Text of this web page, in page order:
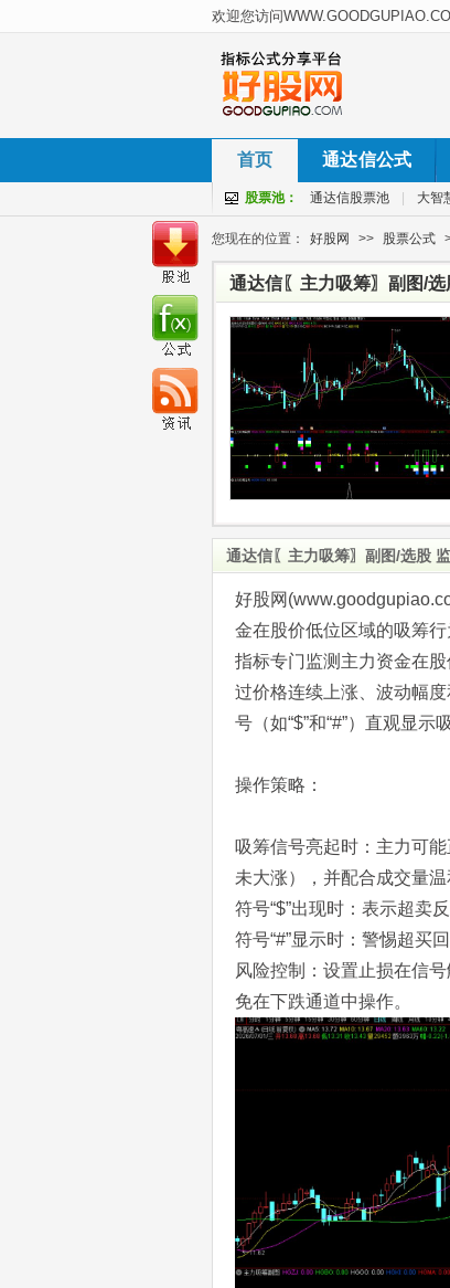
首页 通达信公式
股票池： 通达信股票池 大智
您现在的位置： 好股网 >> 股票公式
通达信〖主力吸筹〗副图/
通达信〖主力吸筹〗副图/选股
好股网
金在股价低位区域的吸筹
指标专门监测主力资金在
过价格连续上涨、波动幅
号（如“$”和“#”）直观显示
操作策略：
吸筹信号亮起时‌：主力可
未大涨），并配合成交量温
符号“$”出现时‌：表示超卖
符号“#”显示时‌：警惕超买
风险控制‌：设置止损在信
免在下跌通道中操作。